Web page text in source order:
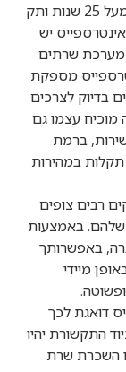
– עם מעל 25 שנות ותק
יש
מערכת שרתים
מספקת
בדיוק לצרכים
מוכיח עצמו גם
ברמת
במהירות
רבים צופים
שלהם. באמצעות
באפשרותך
מיידי
דואגת לכך
התקשורת יהיו
השכרת שרת